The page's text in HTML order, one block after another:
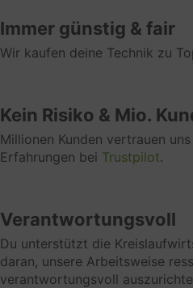
Immer günstig & fair
Wir kaufen deine Technik zu
Kein Risiko & Mio.
Millionen Kunden vertrauen
Erfahrungen bei Trustpilot.
Verantwortungsvoll
Du unterstützt die
daran, unsere Arbeitsweise
verantwortungsvoll
Funktionelle Cookies
verhaltensorientierten
oder Statistik-Cookies
Zahl von Einzelbesuchern
Nutzungsverhalten auf der
ermitteln. Marketing-
Marketing
Marketing Cookies dienen
verhaltensorientierten